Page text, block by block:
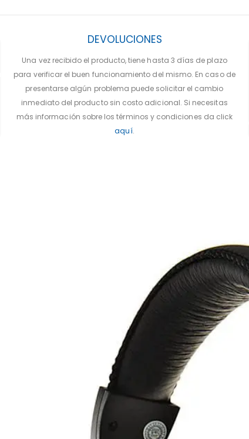
DEVOLUCIONES
Una vez recibido el producto, tiene hasta 3 días de plazo
para verificar el buen funcionamiento del mismo. En caso de
presentarse algún problema puede solicitar el cambio
inmediato del producto sin costo adicional. Si necesitas
más información sobre los términos y condiciones da click
aquí.